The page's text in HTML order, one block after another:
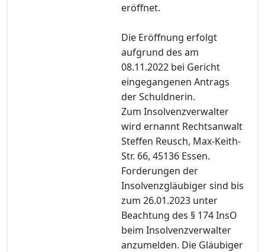
eröffnet.
Die Eröffnung erfolgt
aufgrund des am
08.11.2022 bei Gericht
eingegangenen Antrags
der Schuldnerin.
Zum Insolvenzverwalter
wird ernannt Rechtsanwalt
Steffen Reusch, Max-Keith-
Str. 66, 45136 Essen.
Forderungen der
Insolvenzgläubiger sind bis
zum 26.01.2023 unter
Beachtung des § 174 InsO
beim Insolvenzverwalter
anzumelden. Die Gläubiger